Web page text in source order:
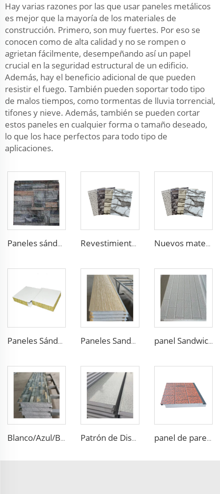
Hay varias razones por las que usar paneles metálicos
es mejor que la mayoría de los materiales de
construcción. Primero, son muy fuertes. Por eso se
conocen como de alta calidad y no se rompen o
agrietan fácilmente, desempeñando así un papel
crucial en la seguridad estructural de un edificio.
Además, hay el beneficio adicional de que pueden
resistir el fuego. También pueden soportar todo tipo
de malos tiempos, como tormentas de lluvia torrencial,
tifones y nieve. Además, también se pueden cortar
estos paneles en cualquier forma o tamaño deseado,
lo que los hace perfectos para todo tipo de
aplicaciones.
Paneles sándwich de espuma de poliuretano PU aislamiento exterior de pared de poliuretano panel de ladrillo de pared Revestimiento decorativo panel sandwich de pared de PU panel sandwich de espuma de poliuretano para paredes exteriores paneles para paredes y techos Nuevos materiales de construcción Paneles Sándwich para proyecto de villa hotel exterior e interior pared de espuma de poliuretano panel acústico de pared foam
Paneles Sándwich de Lana de Roca para Paredes de Sala Limpia Paneles de Espuma SIP Tablero de Purificación Paneles Sandwich para Muros a Bajo Precio Tableros de Espuma de Poliestireno EPS Paneles Sandwich Metálicos para Edificios Industriales y Comerciales panel Sandwich Aislante de Acero con Núcleo de Poliestireno EPS de 30mm-100mm de Espesor Panel Sandwich de Espuma PU para Techo
Blanco/Azul/Blanco Gris con Recubrimiento de Zinc para Aislamiento Interno y Externo de Paredes Laminadas Decorativas de Metal Tallado con Núcleo de EPS/PU Patrón de Diseño Moderno Panel de Pared Sandwich Exterior Panel de Revestimiento Ligero Aislamiento Panel de Arena Falsa piedra pared exterior panel de pared exterior de 75mm, panel de fachada para habitaciones